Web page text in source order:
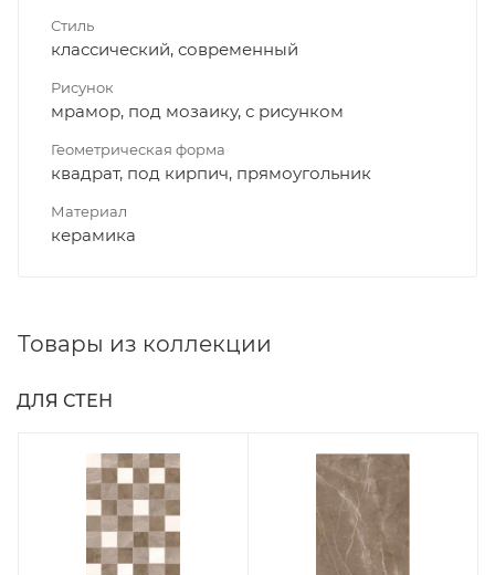
Стиль
классический, современный
Рисунок
мрамор, под мозаику, с рисунком
Геометрическая форма
квадрат, под кирпич, прямоугольник
Материал
керамика
Товары из коллекции
ДЛЯ СТЕН